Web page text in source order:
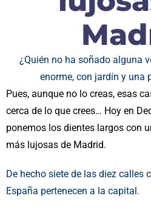
¿Quién no ha soñado alguna
enorme, con jardín y una
Pues, aunque no lo creas, esas
cerca de lo que crees… Hoy en
ponemos los dientes largos con
más lujosas de Madrid.
De hecho siete de las diez calles
España pertenecen a la capital.